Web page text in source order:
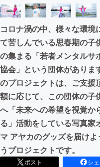
まちづくり・地
CAMPFIRE for
CAMPFIREふるさ
コロナ渦の中、様々な環境
て苦しんでいる思春期の子
の集まる「若者メンタルサ
協会」という団体がありま
のプロジェクトは、ご支援
額に応じて、この団体の子
へ「未来への希望を視覚か
る」活動をしている写真家
マ アヤカのグッズを届け
うプロジェクトです。
ポスト
シ